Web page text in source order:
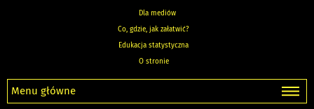
Dla mediów
Co, gdzie, jak załatwić?
Edukacja statystyczna
O stronie
Menu główne